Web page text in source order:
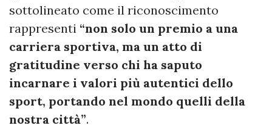
sottolineato come il riconoscimento
rappresenti “non solo un premio a una
carriera sportiva, ma un atto di
gratitudine verso chi ha saputo
incarnare i valori più autentici dello
sport, portando nel mondo quelli della
nostra città”.